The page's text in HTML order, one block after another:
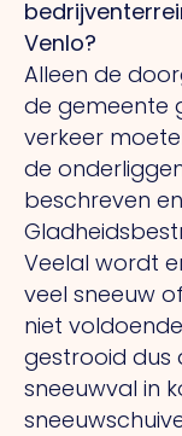
Venlo?
Alleen de
de gemeente
verkeer
de
beschreven
Veelal wordt
veel sneeuw
niet
gestrooid dus
sneeuwval in